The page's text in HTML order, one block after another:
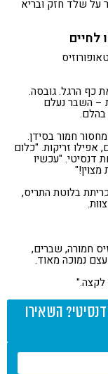
על שלד חזק ובריא
לחיים
כף הרגל. גובסה.
– השבר נעלם
בהלם.
חמור בסידן.
אפילו זריקות. "כלום
דנסיטי. "עכשיו
בלוטת התריס,
חמורה, שברים,
נמוכה מאוד.
לקצה."
השאירו